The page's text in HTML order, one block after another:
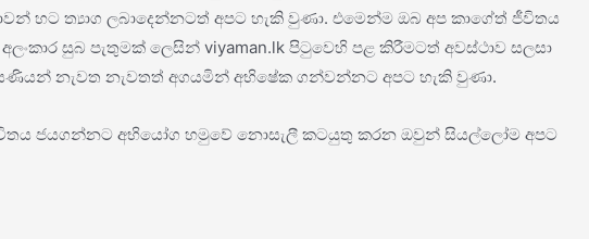
හට ත්‍යාග ලබාදෙන්නටත් අපට හැකි වුණා. එමෙන්ම ඔබ අප කාගේත් ජීවිතය
සුබ පැතුමක් ලෙසින් viyaman.lk පිටුවෙහි පළ කිරීමටත් අවස්ථාව සලසා
නැවත නැවතත් අගයමින් අභිෂේක ගන්වන්නට අපට හැකි වුණා.
ජයගන්නට අභියෝග හමුවේ නොසැලී කටයුතු කරන ඔවුන් සියල්ලෝම අපට